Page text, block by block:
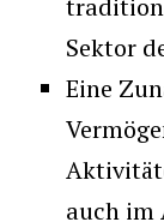
Sektor
Eine
auch im